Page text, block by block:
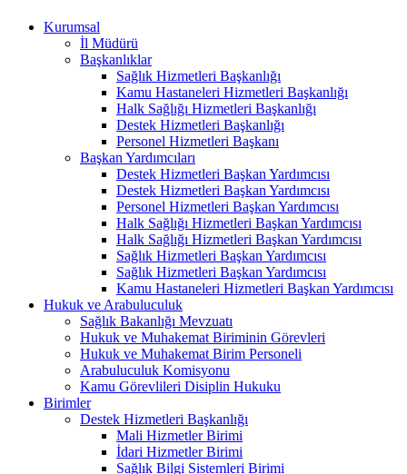
Kurumsal
İl Müdürü
Başkanlıklar
Sağlık Hizmetleri Başkanlığı
Kamu Hastaneleri Hizmetleri Başkanlığı
Halk Sağlığı Hizmetleri Başkanlığı
Destek Hizmetleri Başkanlığı
Personel Hizmetleri Başkanı
Başkan Yardımcıları
Destek Hizmetleri Başkan Yardımcısı
Destek Hizmetleri Başkan Yardımcısı
Personel Hizmetleri Başkan Yardımcısı
Halk Sağlığı Hizmetleri Başkan Yardımcısı
Halk Sağlığı Hizmetleri Başkan Yardımcısı
Sağlık Hizmetleri Başkan Yardımcısı
Sağlık Hizmetleri Başkan Yardımcısı
Kamu Hastaneleri Hizmetleri Başkan Yardımcısı
Hukuk ve Arabuluculuk
Sağlık Bakanlığı Mevzuatı
Hukuk ve Muhakemat Biriminin Görevleri
Hukuk ve Muhakemat Birim Personeli
Arabuluculuk Komisyonu
Kamu Görevlileri Disiplin Hukuku
Birimler
Destek Hizmetleri Başkanlığı
Mali Hizmetler Birimi
İdari Hizmetler Birimi
Sağlık Bilgi Sistemleri Birimi